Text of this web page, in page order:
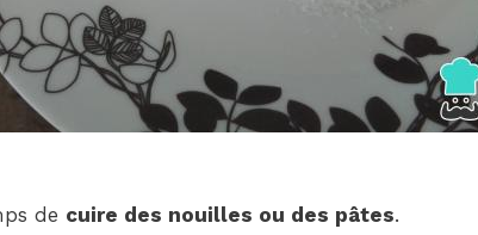
de cuire des nouilles ou des pâtes.